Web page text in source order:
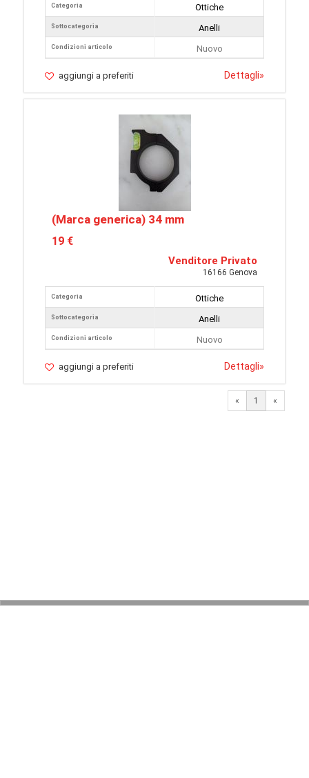
Categoria
Sottocategoria
Condizioni articolo
Ottiche
Anelli
Nuovo
aggiungi a preferiti Dettagli»
(Marca generica) 34 mm
19 €
Venditore Privato
16166 Genova
Categoria
Sottocategoria
Condizioni articolo
Ottiche
Anelli
Nuovo
aggiungi a preferiti Dettagli»
« 1 «